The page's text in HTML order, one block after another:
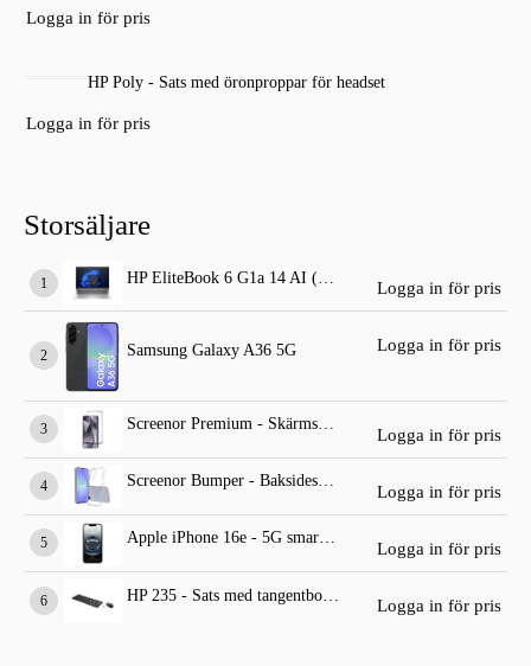
Logga in för pris
HP Poly - Sats med öronproppar för headset
Logga in för pris
Storsäljare
Logga in för pris
Samsung Galaxy A36 5G Logga in för pris
Screenor Premium - Skärmskydd för mobiltelefon
Logga in för pris
Screenor Bumper - Baksidesskydd för mobiltelefon
Logga in för pris
Apple iPhone 16e - 5G smartphone
Logga in för pris
Logga in för pris